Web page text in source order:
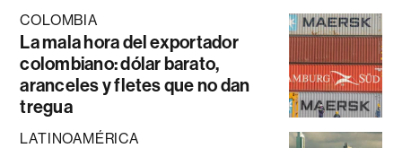
COLOMBIA
La mala hora del exportador
colombiano: dólar barato,
aranceles y fletes que no dan
tregua
LATINOAMÉRICA